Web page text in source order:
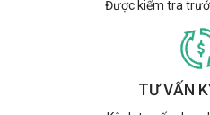
Được kiểm tra
TƯ VẤN